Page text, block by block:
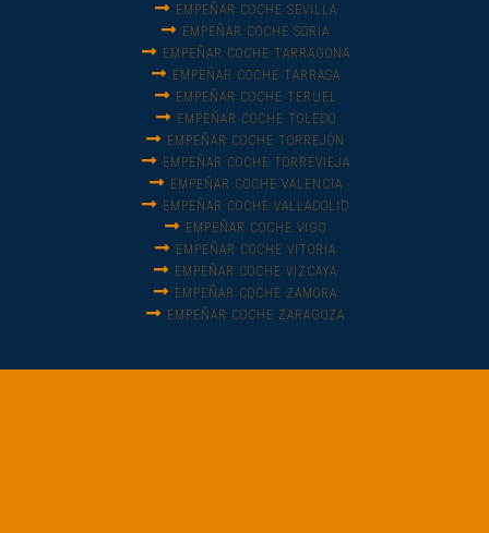
EMPEÑAR COCHE SEVILLA
EMPEÑAR COCHE SORIA
EMPEÑAR COCHE TARRAGONA
EMPEÑAR COCHE TARRASA
EMPEÑAR COCHE TERUEL
EMPEÑAR COCHE TOLEDO
EMPEÑAR COCHE TORREJÓN
EMPEÑAR COCHE TORREVIEJA
EMPEÑAR COCHE VALENCIA
EMPEÑAR COCHE VALLADOLID
EMPEÑAR COCHE VIGO
EMPEÑAR COCHE VITORIA
EMPEÑAR COCHE VIZCAYA
EMPEÑAR COCHE ZAMORA
EMPEÑAR COCHE ZARAGOZA